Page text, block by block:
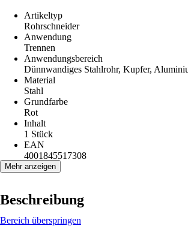
Artikeltyp
Rohrschneider
Anwendung
Trennen
Anwendungsbereich
Dünnwandiges Stahlrohr, Kupfer,
Material
Stahl
Grundfarbe
Rot
Inhalt
1 Stück
EAN
4001845517308
Mehr anzeigen
Beschreibung
Bereich überspringen